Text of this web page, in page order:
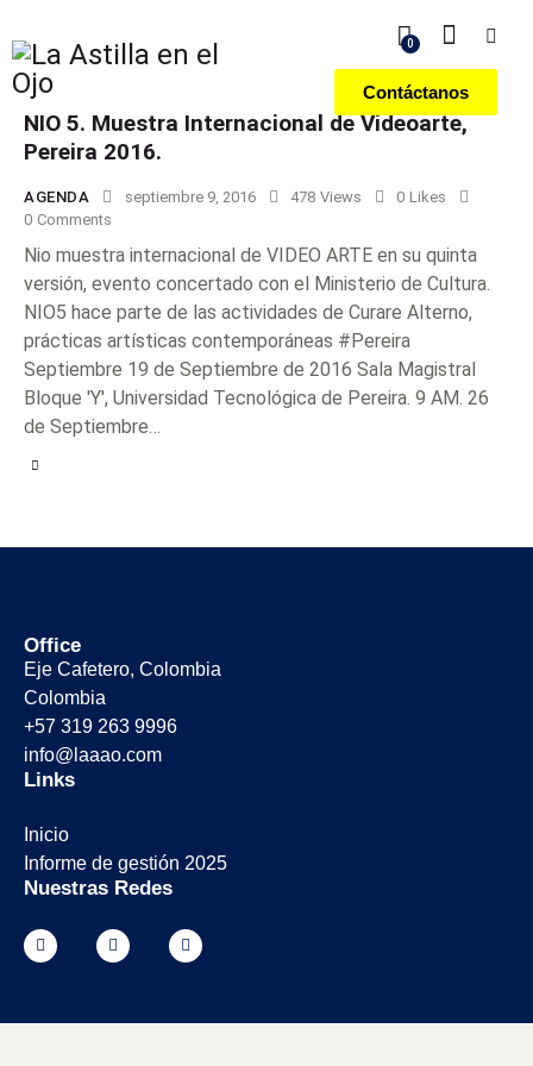
0
Contáctanos
NIO 5. Muestra Internacional de Videoarte,
Pereira 2016.
AGENDA septiembre 9, 2016 478 Views 0 Likes
0 Comments
Nio muestra internacional de VIDEO ARTE en su quinta
versión, evento concertado con el Ministerio de Cultura.
NIO5 hace parte de las actividades de Curare Alterno,
prácticas artísticas contemporáneas #Pereira
Septiembre 19 de Septiembre de 2016 Sala Magistral
Bloque 'Y', Universidad Tecnológica de Pereira. 9 AM. 26
de Septiembre…
Office
Eje Cafetero, Colombia
Colombia
+57 319 263 9996
info@laaao.com
Links
Inicio
Informe de gestión 2025
Nuestras Redes